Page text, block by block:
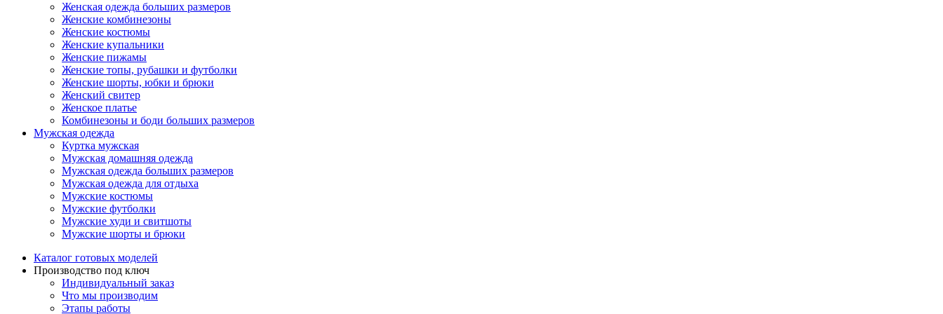
Женская одежда больших размеров
Женские комбинезоны
Женские костюмы
Женские купальники
Женские пижамы
Женские топы, рубашки и футболки
Женские шорты, юбки и брюки
Женский свитер
Женское платье
Комбинезоны и боди больших размеров
Мужская одежда
Куртка мужская
Мужская домашняя одежда
Мужская одежда больших размеров
Мужская одежда для отдыха
Мужские костюмы
Мужские футболки
Мужские худи и свитшоты
Мужские шорты и брюки
Каталог готовых моделей
Производство под ключ
Индивидуальный заказ
Что мы производим
Этапы работы